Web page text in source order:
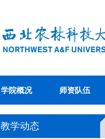
学院概况 师资队伍
教学动态